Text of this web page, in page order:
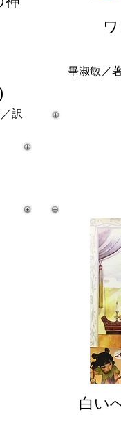
／訳
畢淑敏／
白い